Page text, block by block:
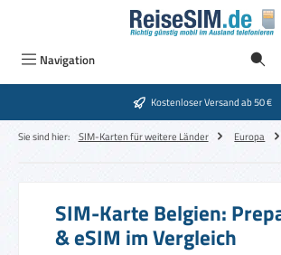
Zum Hauptinhalt springen
Navigation
Kostenloser Versand ab 50 €
Sie sind hier: SIM-Karten für weitere Länder Europa
SIM-Karte Belgien:
& eSIM im Vergleich